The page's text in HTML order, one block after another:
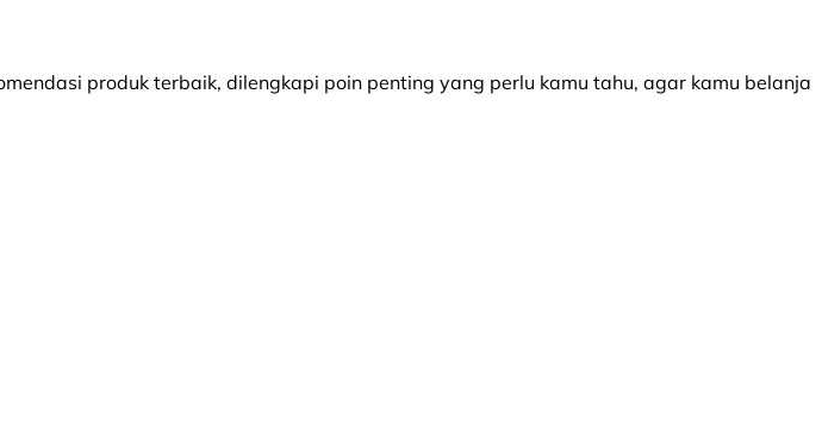
produk terbaik, dilengkapi poin penting yang perlu kamu tahu, agar kamu belanja